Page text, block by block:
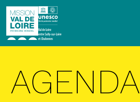
Aller au contenu principal
AGENDA
DÉCOUVRIR
EXPLORER